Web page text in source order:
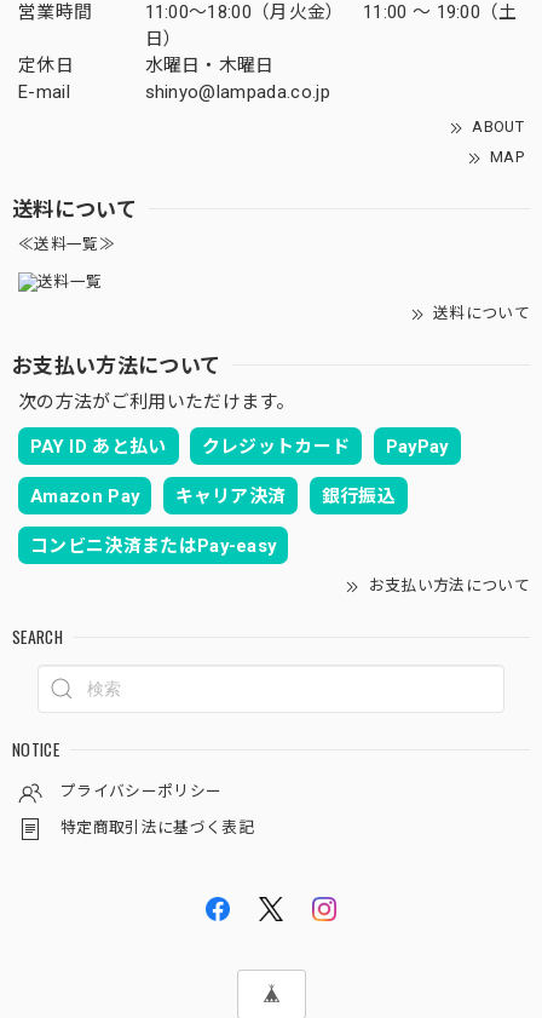
営業時間
11:00～18:00（月火金） 11:00 ～ 19:00（土
日）
定休日
水曜日・木曜日
E-mail
shinyo@lampada.co.jp
ABOUT
MAP
送料について
≪送料一覧≫
送料について
お支払い方法について
次の方法がご利用いただけます。
PAY ID あと払い クレジットカード PayPay
Amazon Pay キャリア決済 銀行振込
コンビニ決済またはPay-easy
お支払い方法について
SEARCH
NOTICE
プライバシーポリシー
特定商取引法に基づく表記